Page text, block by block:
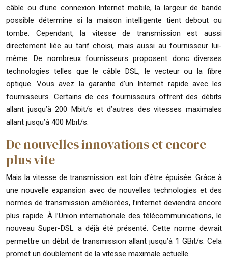
câble ou d’une connexion Internet mobile, la largeur de bande
possible détermine si la maison intelligente tient debout ou
tombe. Cependant, la vitesse de transmission est aussi
directement liée au tarif choisi, mais aussi au fournisseur lui-
même. De nombreux fournisseurs proposent donc diverses
technologies telles que le câble DSL, le vecteur ou la fibre
optique. Vous avez la garantie d’un Internet rapide avec les
fournisseurs. Certains de ces fournisseurs offrent des débits
allant jusqu’à 200 Mbit/s et d’autres des vitesses maximales
allant jusqu’à 400 Mbit/s.
De nouvelles innovations et encore
plus vite
Mais la vitesse de transmission est loin d’être épuisée. Grâce à
une nouvelle expansion avec de nouvelles technologies et des
normes de transmission améliorées, l’internet deviendra encore
plus rapide. À l’Union internationale des télécommunications, le
nouveau Super-DSL a déjà été présenté. Cette norme devrait
permettre un débit de transmission allant jusqu’à 1 GBit/s. Cela
promet un doublement de la vitesse maximale actuelle.